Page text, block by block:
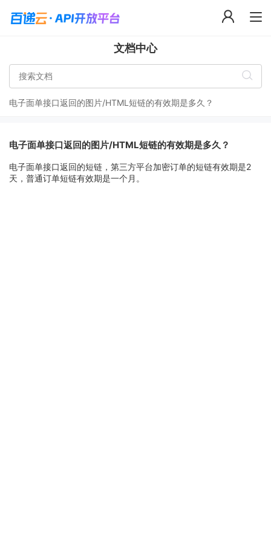
文档中心
电子面单接口返回的图片/HTML短链的有效期是多久？
电子面单接口返回的图片/HTML短链的有效期是多久？
电子面单接口返回的短链，第三方平台加密订单的短链有效期是2
天，普通订单短链有效期是一个月。